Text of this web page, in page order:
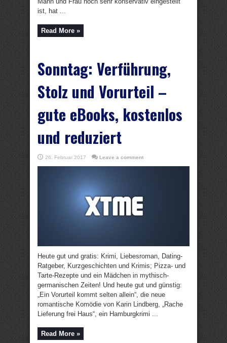
ist, hat ...
Read More »
Sonntag: Verführung,
Stolz und Vorurteil –
gute eBooks, kostenlos
und reduziert
26. Februar 2017 Leave a comment
Heute gut und gratis: Krimi, Liebesroman, Dating-
Ratgeber, Kurzgeschichten und Krimis; Pizza- und
Tarte-Rezepte und ein Mädchen in mythisch-
germanischen Zeiten! Und heute gut und günstig:
„Ein Vorurteil kommt selten allein“, die neue
romantische Komödie von Karin Lindberg, „Rache
Lieferung frei Haus“, ein Hamburgkrimi ...
Read More »